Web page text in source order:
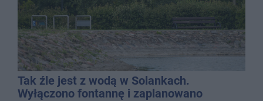
Tak źle jest z wodą w Solankach.
Wyłączono fontannę i zaplanowano